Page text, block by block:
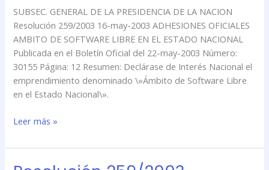
SUBSEC. GENERAL DE LA PRESIDENCIA DE LA NACION
Resolución 259/2003 16-may-2003 ADHESIONES OFICIALES
AMBITO DE SOFTWARE LIBRE EN EL ESTADO NACIONAL
Publicada en el Boletín Oficial del 22-may-2003 Número:
30155 Página: 12 Resumen: Declárase de Interés Nacional el
emprendimiento denominado \»Ámbito de Software Libre
en el Estado Nacional\».
el
emprendimiento
denominado
\»Ámbito
de
Software
Libre
el
Leer más »
Resolución